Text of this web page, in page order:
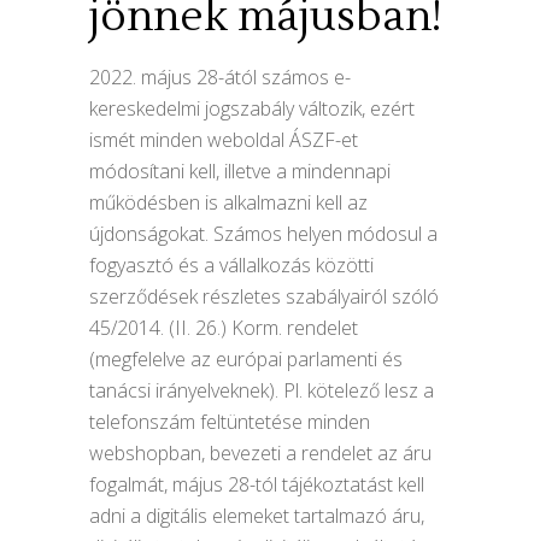
jönnek májusban!
2022. május 28-ától számos e-
kereskedelmi jogszabály változik, ezért
ismét minden weboldal ÁSZF-et
módosítani kell, illetve a mindennapi
működésben is alkalmazni kell az
újdonságokat. Számos helyen módosul a
fogyasztó és a vállalkozás közötti
szerződések részletes szabályairól szóló
45/2014. (II. 26.) Korm. rendelet
(megfelelve az európai parlamenti és
tanácsi irányelveknek). Pl. kötelező lesz a
telefonszám feltüntetése minden
webshopban, bevezeti a rendelet az áru
fogalmát, május 28-tól tájékoztatást kell
adni a digitális elemeket tartalmazó áru,